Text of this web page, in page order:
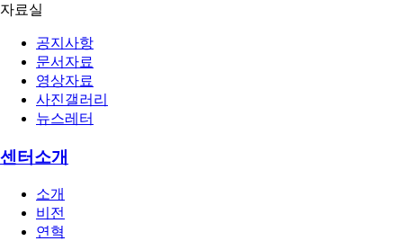
자료실
공지사항
문서자료
영상자료
사진갤러리
뉴스레터
센터소개
소개
비전
연혁